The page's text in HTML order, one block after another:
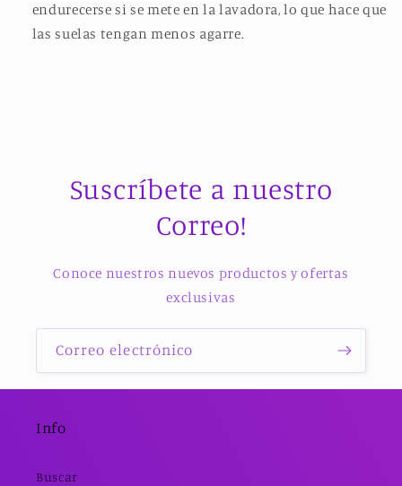
endurecerse si se mete en la lavadora, lo que hace que
las suelas tengan menos agarre.
Suscríbete a nuestro
Correo!
Conoce nuestros nuevos productos y ofertas
exclusivas
Correo electrónico
Info
Buscar